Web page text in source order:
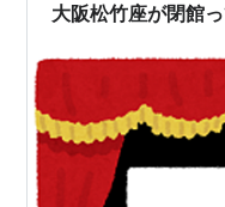
大阪松竹座が閉館